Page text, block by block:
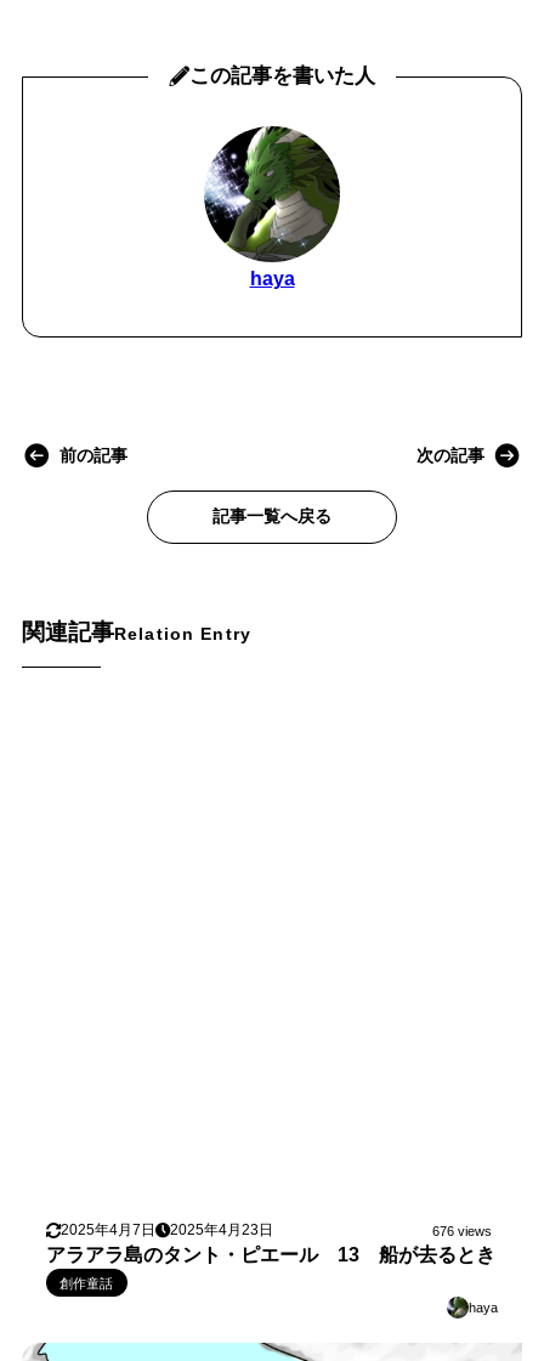
この記事を書いた人
haya
前の記事
記事一覧へ戻る
次の記事
関連記事Relation Entry
2025年4月7日 2025年4月23日 676 views
アラアラ島のタント・ピエール 13 船が去るとき
創作童話
haya